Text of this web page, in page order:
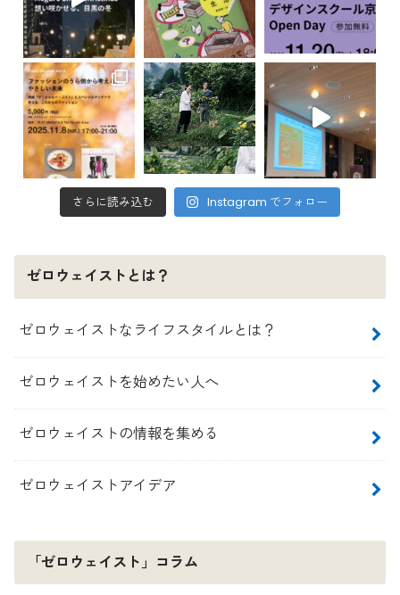
さらに読み込む Instagram でフォロー
ゼロウェイストとは？
ゼロウェイストなライフスタイルとは？
ゼロウェイストを始めたい人へ
ゼロウェイストの情報を集める
ゼロウェイストアイデア
「ゼロウェイスト」コラム